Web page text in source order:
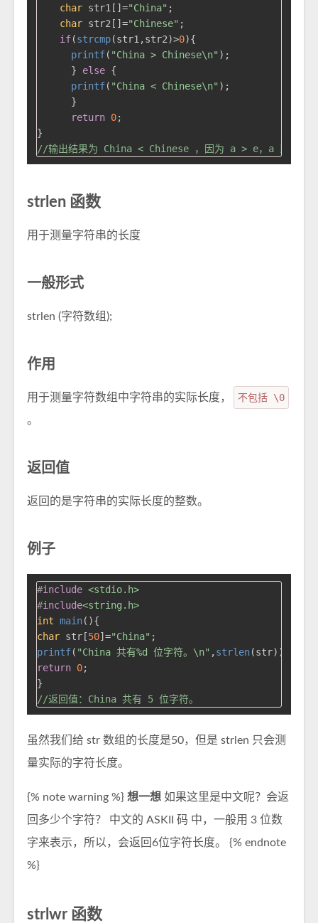
char str1[]="China" ;
char str2[]="Chinese" ;
if(strcmp(str1,str2)>0){
printf( "China > Chinese\n" );
      }
else {
printf( "China < Chinese\n" );
      }
return 0;
//输出结果为 China < Chinese ，因为 a > e，a 比 e 早
strlen 函数
用于测量字符串的长度
一般形式
strlen (字符数组);
作用
用于测量字符数组中字符串的实际长度，
不包括 \0
。
返回值
返回的是字符串的实际长度的整数。
例子
#include <stdio.h>
#include<string.h>
int main()
char str[50]="China"
printf( "China 共有%d 位字符。\n" ,strlen
return 0;
//返回值：China 共有 5 位字符。
虽然我们给 str 数组的长度是50，但是 strlen 只会测
量实际的字符长度。
{% note warning %} 想一想 如果这里是中文呢？会返
回多少个字符？ 中文的 ASKII 码 中，一般用 3 位数
字来表示，所以，会返回6位字符长度。 {% endnote
%}
strlwr 函数